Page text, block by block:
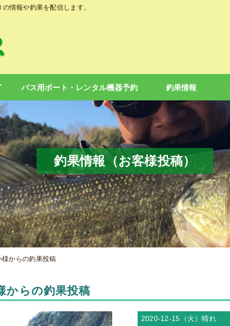
情報や釣果を配信します。
バス用ボート・レンタル機器予約 釣果情報
釣果情報（お客様投稿）
様からの釣果投稿
からの釣果投稿
2020-12-15（火）晴れ